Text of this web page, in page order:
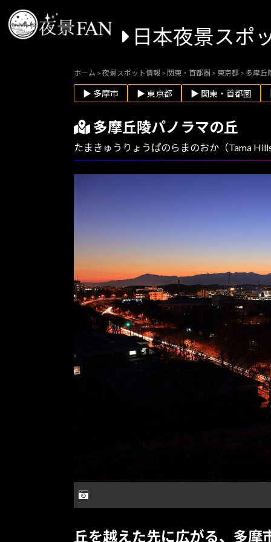
日本夜景スポ
ホーム > 夜景スポット情報 > 関東・首都圏 > 東京都 > 多摩丘
▶ 多摩市 ▶ 東京都 ▶ 関東・首都圏
多摩丘陵パノラマの丘
たまきゅうりょうぱのらまのおか（Tama
丘を越えた先に広がる、多摩